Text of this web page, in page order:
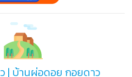
| บ้านผ่อดอย กอยดาว